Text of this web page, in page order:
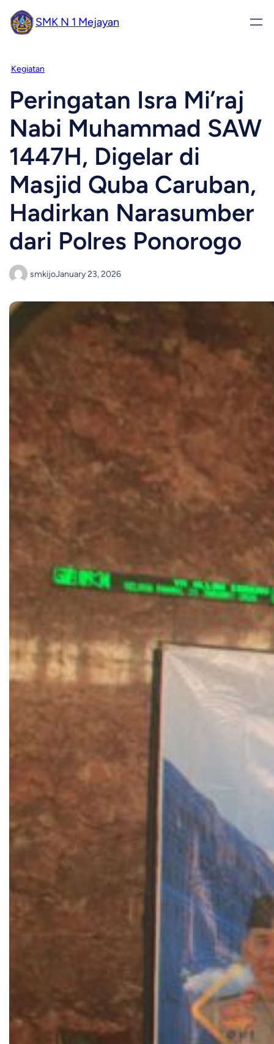
SMK N 1 Mejayan
Kegiatan
Peringatan Isra Mi’raj
Nabi Muhammad SAW
1447H, Digelar di
Masjid Quba Caruban,
Hadirkan Narasumber
dari Polres Ponorogo
smkijoJanuary 23, 2026